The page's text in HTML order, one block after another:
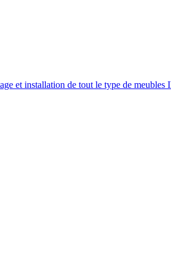
et installation de tout le type de meubles